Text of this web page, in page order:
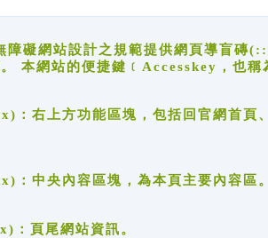
障礙網站設計之規範提供網頁導盲磚
網站的便捷鍵﹝Accesskey，也稱
上方功能區塊，包括回官網首頁、
央內容區塊，為本頁主要內容區。
頁尾網站資訊。